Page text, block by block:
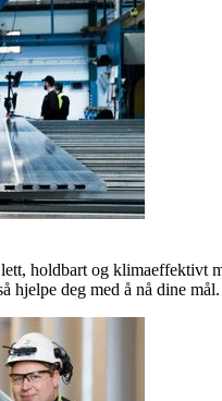
holdbart og klimaeffektivt
hjelpe deg med å nå dine mål.